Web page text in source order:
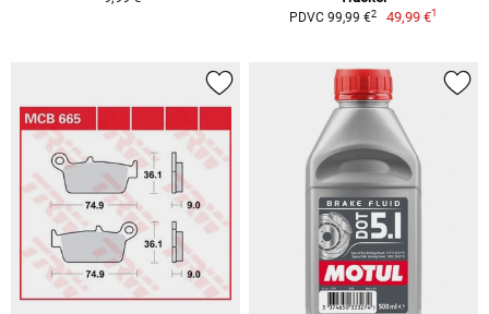
PDVC 99,99 €2 49,99 €1